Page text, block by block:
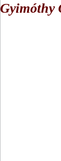
Gyimóthy